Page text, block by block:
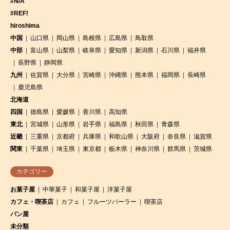
#REF!
hiroshima
中国
山口県 岡山県 島根県 広島県
鳥取県
中部
富山県 山梨県 岐阜県 愛知県 新潟県 石川県
福井県
長野県
静岡県
九州
佐賀県 大分県 宮崎県 沖縄県 熊本県 福岡県
長崎県
鹿児島県
北海道
四国
徳島県 愛媛県 香川県
高知県
東北
宮城県 山形県 岩手県 福島県 秋田県
青森県
近畿
三重県 京都府 兵庫県 和歌山県 大阪府 奈良県
滋賀県
関東
千葉県 埼玉県 東京都 栃木県 神奈川県 群馬県 茨城県
カテゴリー
お菓子屋 中華菓子 和菓子屋
洋菓子屋
カフェ・喫茶店
カフェ フルーツパーラー
喫茶店
パン屋
未分類